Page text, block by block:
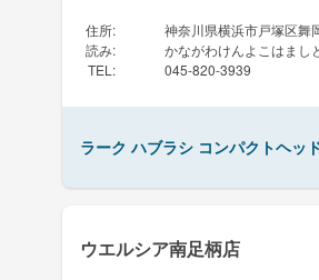
住所:
神奈川県横浜市戸塚区舞
読み:
かながわけんよこはまし
TEL : 045-820-3939
ラーク ハブラシ コンパクトヘッ
ウエルシア南足柄店